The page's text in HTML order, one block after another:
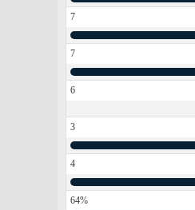
7
7
6
3
4
64%